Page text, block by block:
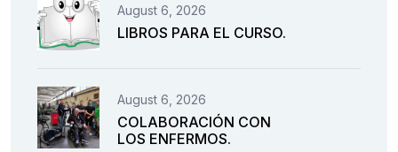
August 6, 2026
LIBROS PARA EL CURSO.
August 6, 2026
COLABORACIÓN CON
LOS ENFERMOS.